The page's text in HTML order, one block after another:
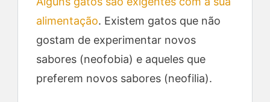
alimentação. Existem gatos que não
gostam de experimentar novos
sabores (neofobia) e aqueles que
preferem novos sabores (neofilia).